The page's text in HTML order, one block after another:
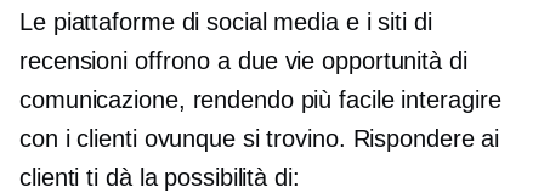
Le piattaforme di social media e i siti di
recensioni offronoa due vie opportunità di
comunicazione, rendendo più facile interagire
con i clienti ovunque si trovino. Rispondere ai
clienti ti dà la possibilità di: